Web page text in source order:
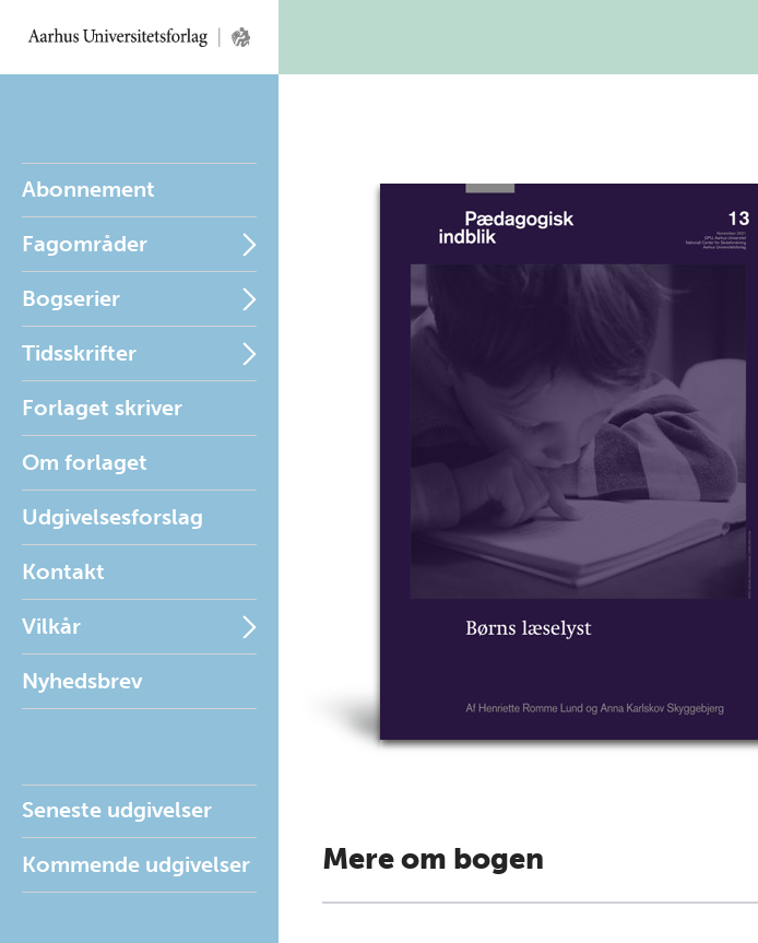
Abonnement
Fagområder
Bogserier
Tidsskrifter
Forlaget skriver
Om forlaget
Udgivelsesforslag
Kontakt
Vilkår
Nyhedsbrev
Seneste udgivelser
Kommende udgivelser Mere om bogen